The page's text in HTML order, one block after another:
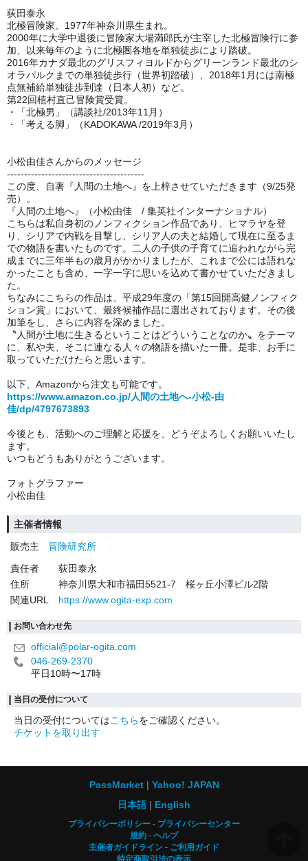
荻田泰永
北極冒険家。1977年神奈川県生まれ。
2000年に大学中退後に冒険家大場満郎氏が主宰した北極冒険行に参
加、以来毎年のように北極圏各地を単独徒歩により踏破。
2016年カナダ最北のグリスフィヨルドからグリーンランド最北のシ
オラパルクまでの単独徒歩行（世界初踏破）、2018年1月には南極
点無補給単独徒歩到達（日本人初）など。
第22回植村直己冒険賞受賞。
・「北極男」（講談社/2013年11月）
・「考える脚」（KADOKAWA /2019年3月）
小松由佳さんからのメッセージ
----------------------------------------
この度、自著『人間の土地へ』を上梓させていただきます（9/25発
売）。
『人間の土地へ』（小松由佳 / 集英社インターナショナル）
こちらは私自身初のノンフィクション作品であり、ヒマラヤを登
り、シリアで内戦を目撃し、シリア人の夫と結婚して現在に至るま
での物語を書いたものです。二人の子供の子育てに追われながら完
成までに三年半もの歳月がかかりましたが、これまで公には語れな
かったことも含め、一字一字に思いを込めて書かせていただきまし
た。
ちなみにこちらの作品は、平成29年度の「第15回開高健ノンフィク
ション賞」において、最終候補作品に選出されております。その後
加筆をし、さらに内容を深めました。
〝人間が土地に生きるということはどういうことなのか〟をテーマ
に、私や夫、そこに連なる人々の物語を描いた一冊。是非、お手に
取っていただけたらと思います。
以下、Amazonから注文も可能です。
https://www.amazon.co.jp/人間の土地へ-小松-由
佳/dp/4797673893
今後とも、活動へのご理解と応援を、どうぞよろしくお願いいたし
ます。
いつもどうもありがとうございます。
フォトグラファー
小松由佳
主催者情報
販売主
冒険研究所
責任者
荻田泰永
住所
神奈川県大和市福田5521-7 桜ヶ丘小澤ビル2階
関連URL
https://www.ogita-exp.com
お問い合わせ先
official@polar-ogita.com
046-269-2370
平日10時〜17時
当日の受付について
当日の受付についてはこちらをご確認ください。
チケットを取り出す
PassMarket
Yahoo! JAPAN
日本語
English
プライバシーポリシー
プライバシーセンター
規約
ヘルプ
主催者ガイドライン
ご利用ガイド
特定商取引法の表示